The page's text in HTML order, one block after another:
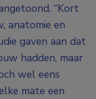
“Kort
anatomie en
gaven aan dat
hadden, maar
wel eens
mate een